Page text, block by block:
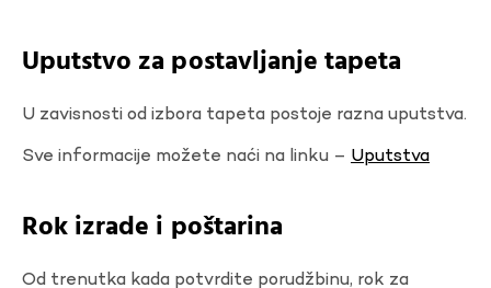
Uputstvo za postavljanje tapeta
U zavisnosti od izbora tapeta postoje razna uputstva.
Sve informacije možete naći na linku – Uputstva
Rok izrade i poštarina
Od trenutka kada potvrdite porudžbinu, rok za